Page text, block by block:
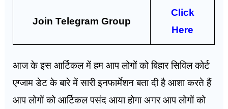
Join Telegram Group
Click
Here
आज के इस आर्टिकल में हम आप लोगों को बिहार सिविल कोर्ट
एग्जाम डेट के बारे में सारी इनफार्मेशन बता दी है आशा करते हैं
आप लोगों को आर्टिकल पसंद आया होगा अगर आप लोगों को